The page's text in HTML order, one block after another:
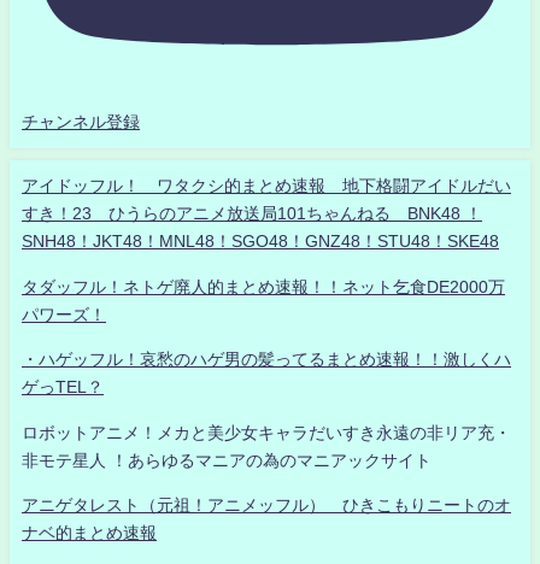
チャンネル登録
アイドッフル！ ワタクシ的まとめ速報 地下格闘アイドルだい
すき！23 ひうらのアニメ放送局101ちゃんねる BNK48 ！
SNH48！JKT48！MNL48！SGO48！GNZ48！STU48！SKE48
タダッフル！ネトゲ廃人的まとめ速報！！ネット乞食DE2000万
パワーズ！
・ハゲッフル！哀愁のハゲ男の髪ってるまとめ速報！！激しくハ
ゲっTEL？
ロボットアニメ！メカと美少女キャラだいすき永遠の非リア充・
非モテ星人 ！あらゆるマニアの為のマニアックサイト
アニゲタレスト（元祖！アニメッフル） ひきこもりニートのオ
ナベ的まとめ速報